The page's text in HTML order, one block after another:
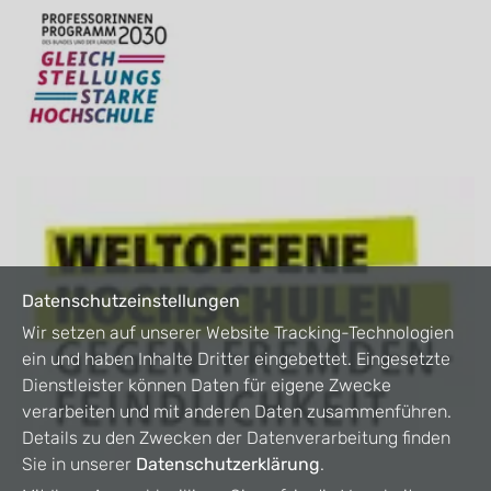
Datenschutzeinstellungen
Wir setzen auf unserer Website Tracking-Technologien
ein und haben Inhalte Dritter eingebettet. Eingesetzte
Dienstleister können Daten für eigene Zwecke
verarbeiten und mit anderen Daten zusammenführen.
Details zu den Zwecken der Datenverarbeitung finden
Sie in unserer Datenschutzerklärung.